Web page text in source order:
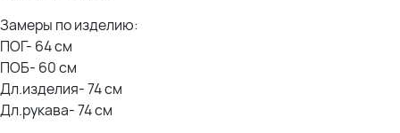
Замеры по изделию:
ПОГ- 64 см
ПОБ- 60 см
Дл.изделия- 74 см
Дл.рукава- 74 см